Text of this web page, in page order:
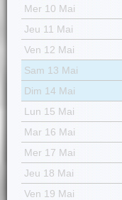
Mer 10 Mai
Jeu 11 Mai
Ven 12 Mai
Sam 13 Mai
Dim 14 Mai
Lun 15 Mai
Mar 16 Mai
Mer 17 Mai
Jeu 18 Mai
Ven 19 Mai